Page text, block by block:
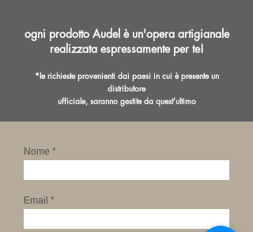
ogni prodotto Audel è un'opera artigianale
realizzata espressamente per te!
*le richieste provenienti dai paesi in cui è presente un
distributore
ufficiale, saranno gestite da quest'ultimo
Nome
Email